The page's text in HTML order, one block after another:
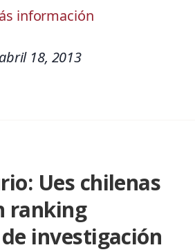
información
abril 18, 2013
Ues chilenas
ranking
investigación